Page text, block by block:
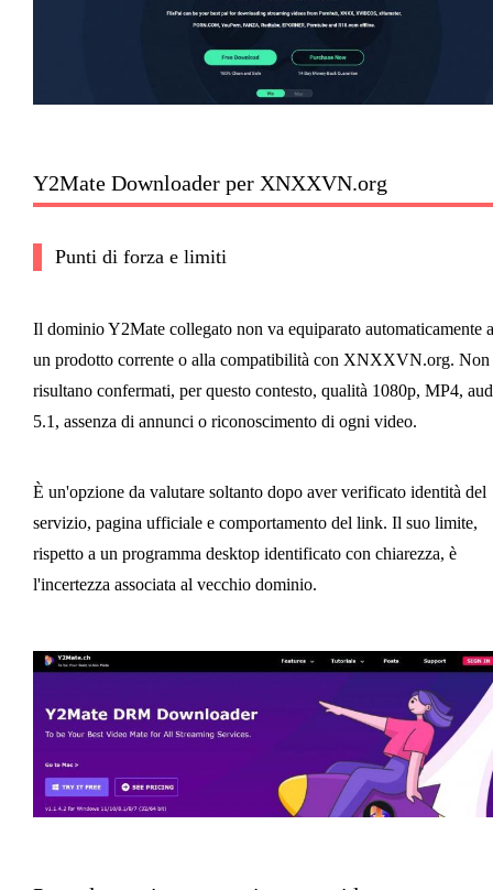
Y2Mate Downloader per XNXXVN.org
Punti di forza e limiti
Il dominio Y2Mate collegato non va equiparato automaticamente a
un prodotto corrente o alla compatibilità con XNXXVN.org. Non
risultano confermati, per questo contesto, qualità 1080p, MP4,
5.1, assenza di annunci o riconoscimento di ogni video.
È un'opzione da valutare soltanto dopo aver verificato identità del
servizio, pagina ufficiale e comportamento del link. Il suo limite,
rispetto a un programma desktop identificato con chiarezza, è
l'incertezza associata al vecchio dominio.